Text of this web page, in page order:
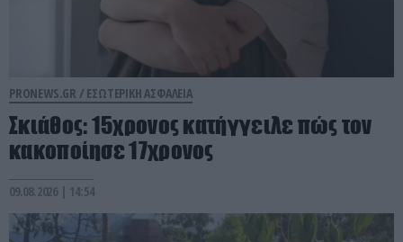
PRONEWS.GR / ΕΣΩΤΕΡΙΚΗ ΑΣΦΑΛΕΙΑ
Σκιάθος: 15χρονος κατήγγειλε πώς τον
κακοποίησε 17χρονος
09.08.2026 | 14:54